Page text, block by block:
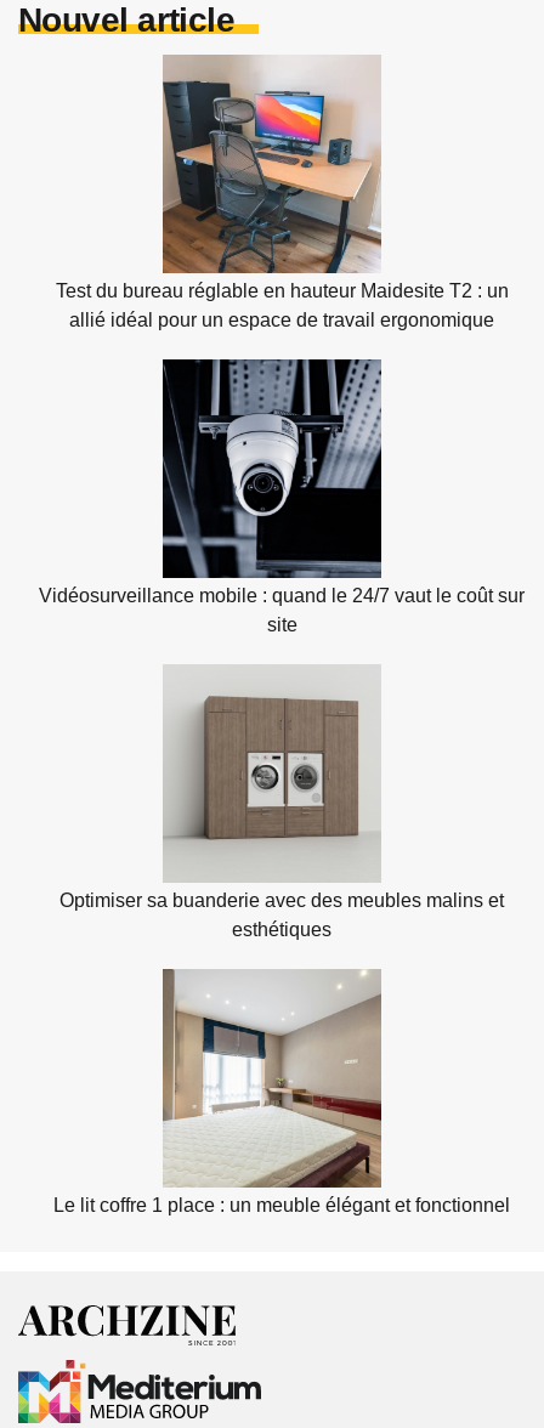
Nouvel article
Test du bureau réglable en hauteur Maidesite T2 : un
allié idéal pour un espace de travail ergonomique
Vidéosurveillance mobile : quand le 24/7 vaut le coût sur
site
Optimiser sa buanderie avec des meubles malins et
esthétiques
Le lit coffre 1 place : un meuble élégant et fonctionnel